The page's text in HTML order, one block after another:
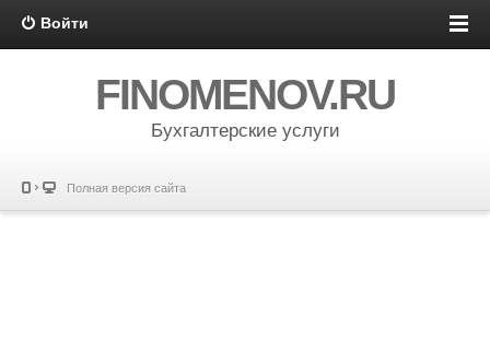
Войти
FINOMENOV.RU
Бухгалтерские услуги
Полная версия сайта